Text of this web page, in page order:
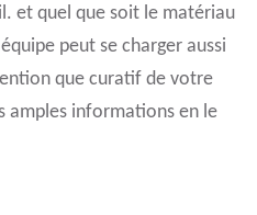
et quel que soit le matériau
peut se charger aussi
que curatif de votre
amples informations en le